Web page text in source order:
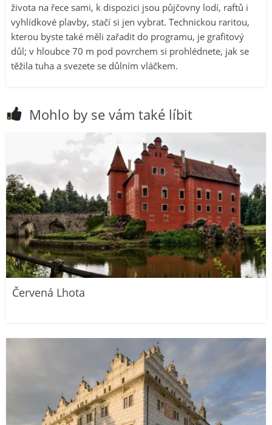
života na řece sami, k dispozici jsou půjčovny lodí, raftů i
vyhlídkové plavby, stačí si jen vybrat. Technickou raritou,
kterou byste také měli zařadit do programu, je grafitový
důl; v hloubce 70 m pod povrchem si prohlédnete, jak se
těžila tuha a svezete se důlním vláčkem.
Mohlo by se vám také líbit
Červená Lhota